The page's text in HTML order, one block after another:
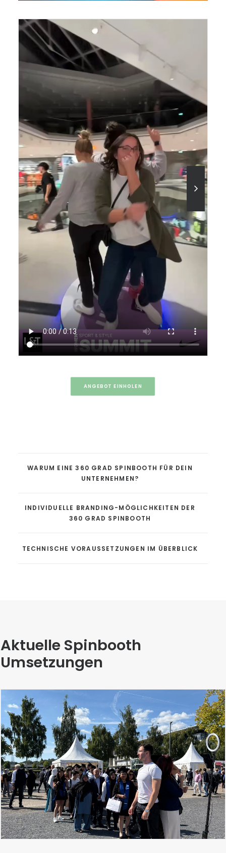
ANGEBOT EINHOLEN
WARUM EINE 360 GRAD SPINBOOTH FÜR DEIN
UNTERNEHMEN?
INDIVIDUELLE BRANDING-MÖGLICHKEITEN DER
360 GRAD SPINBOOTH
TECHNISCHE VORAUSSETZUNGEN IM ÜBERBLICK
Aktuelle Spinbooth
Umsetzungen